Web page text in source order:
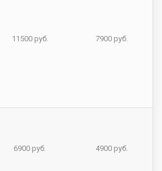
11500 руб. 7900 руб.
6900 руб. 4900 руб.